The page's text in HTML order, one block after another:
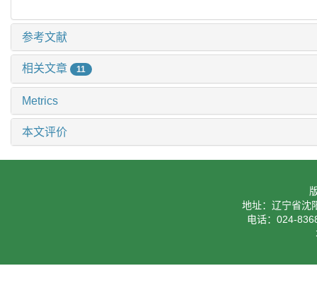
参考文献
相关文章 11
Metrics
本文评价
地址：辽宁省沈
电话：024-